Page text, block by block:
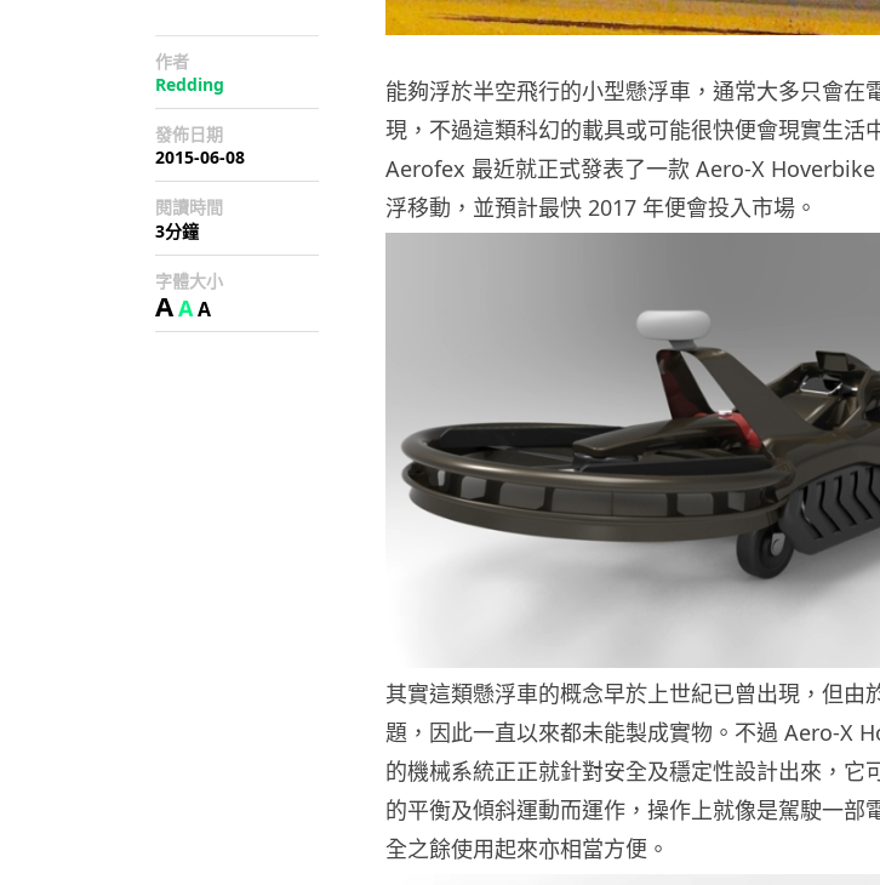
作者
Redding
發佈日期
2015-06-08
閱讀時間
3分鐘
字體大小
AAA
能夠浮於半空飛行的小型懸浮車，通常大多只會在
現，不過這類科幻的載具或可能很快便會現實生活
Aerofex 最近就正式發表了一款 Aero-X
浮移動，並預計最快 2017 年便會投入市場。
其實這類懸浮車的概念早於上世紀已曾出現，但由
題，因此一直以來都未能製成實物。不過 Aero-X
的機械系統正正就針對安全及穩定性設計出來，它
的平衡及傾斜運動而運作，操作上就像是駕駛一部
全之餘使用起來亦相當方便。